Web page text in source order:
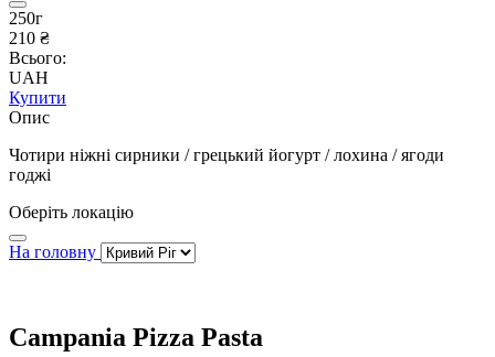
250г
210 ₴
Всього:
UAH
Купити
Опис
Чотири ніжні сирники / грецький йогурт / лохина / ягоди
годжі
Оберіть локацію
На головну
Campania Pizza Pasta